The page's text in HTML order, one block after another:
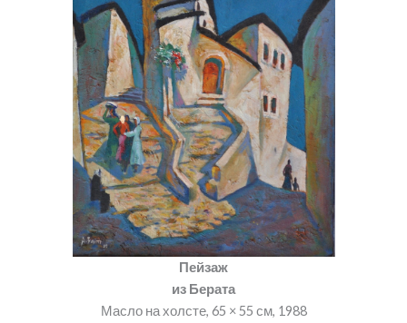
Пейзаж
из Берата
Масло на холсте, 65 × 55 см, 1988